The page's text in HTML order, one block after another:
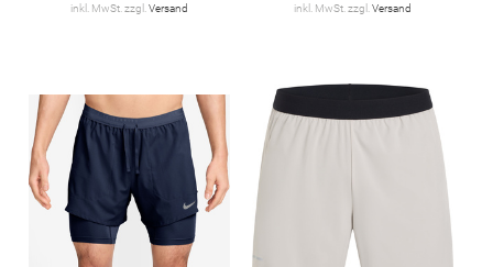
inkl. MwSt. zzgl. Versand inkl. MwSt. zzgl. Versand